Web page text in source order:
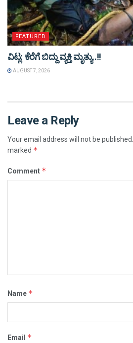
FEATURED
ವಿಟ್ಲ: ಕೆರೆಗೆ ಬಿದ್ದು ವ್ಯಕ್ತಿ ಮೃತ್ಯು..!!
AUGUST 7, 2026
Leave a Reply
Your email address will not be published.
marked *
Comment *
Name *
Email *